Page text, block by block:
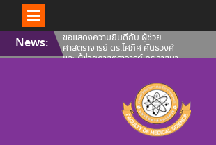
Skip
content
News: ขอแสดงความยินดีกับ ผู้ช่วย
ศาสตราจารย์ ดร.โศภิศ คันธวงศ์
และ ผู้ช่วยศาสตราจารย์ ดร.วาสนา
แพทย์ มหาวิทยาลัยนเรศวร ที่ผล
งานได้รับการขึ้นทะเบียนทรัพย์สิน
คณะวิทยาศาสตร์การแพทย์ ขอ
แสดงความยินดีกับ ผู้ช่วย
ศาสตราจารย์ ดร.โศภิศ คันธวงศ์